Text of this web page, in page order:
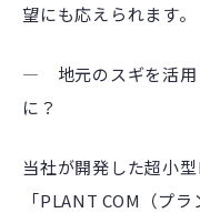
望にも応えられます。
― 地元のスギを活用
に？
当社が開発した超小
「PLANT COM（プ